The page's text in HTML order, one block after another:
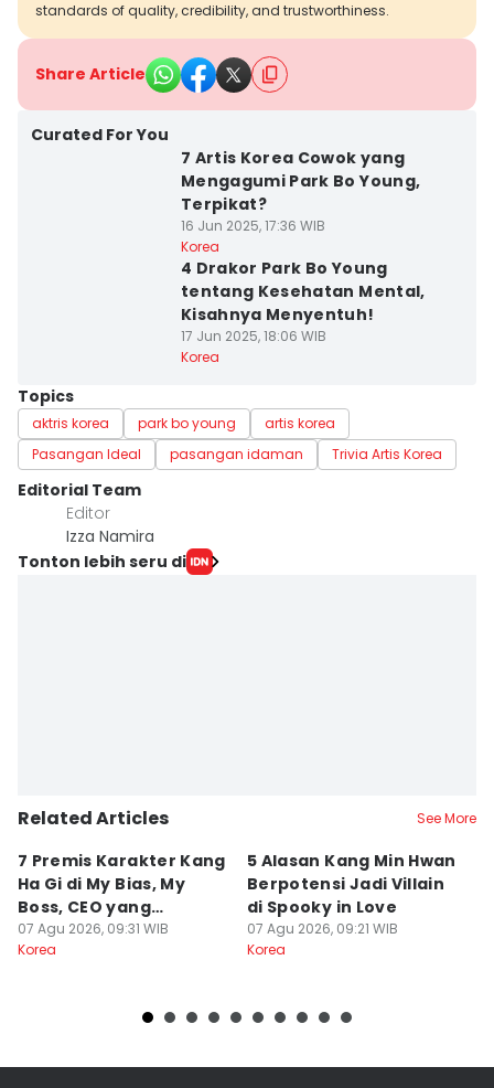
standards of quality, credibility, and trustworthiness.
Share Article
Curated For You
7 Artis Korea Cowok yang
Mengagumi Park Bo Young,
Terpikat?
16 Jun 2025, 17:36 WIB
Korea
4 Drakor Park Bo Young
tentang Kesehatan Mental,
Kisahnya Menyentuh!
17 Jun 2025, 18:06 WIB
Korea
Topics
aktris korea park bo young
artis korea
Pasangan Ideal
pasangan idaman Trivia Artis Korea
Editorial Team
Editor
Izza Namira
Tonton lebih seru di
Related Articles See More
7 Premis Karakter Kang
Ha Gi di My Bias, My
Boss, CEO yang
Ambisius
07 Agu 2026, 09:31 WIB
Korea
5 Alasan Kang Min Hwan
Berpotensi Jadi Villain
di Spooky in Love
07 Agu 2026, 09:21 WIB
Korea